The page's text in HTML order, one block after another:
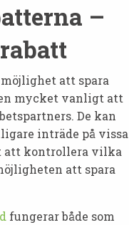
–
att spara
mycket vanligt att
De kan
inträde på vissa
att kontrollera vilka
att spara
fungerar både som